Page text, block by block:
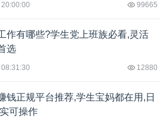
99665
作有哪些?学生党上班族必看,灵活
选
12880
钱正规平台推荐,学生宝妈都在用,日
可操作